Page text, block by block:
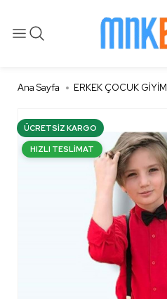
Ana Sayfa ERKEK ÇOCUK GİYİM
ÜCRETSIZ KARGO